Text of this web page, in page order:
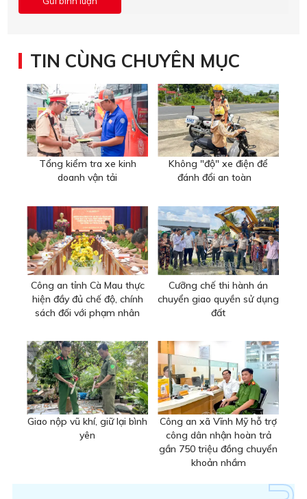
TIN CÙNG CHUYÊN MỤC
Tổng kiểm tra xe kinh
doanh vận tải
Không "độ" xe điện để
đánh đổi an toàn
Công an tỉnh Cà Mau thực
hiện đầy đủ chế độ, chính
sách đối với phạm nhân
Cưỡng chế thi hành án
chuyển giao quyền sử dụng
đất
Giao nộp vũ khí, giữ lại bình
yên
Công an xã Vĩnh Mỹ hỗ trợ
công dân nhận hoàn trả
gần 750 triệu đồng chuyển
khoản nhầm